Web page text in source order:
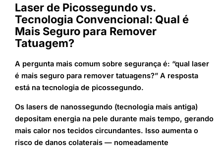
Laser de Picossegundo vs.
Tecnologia Convencional: Qual é
Mais Seguro para Remover
Tatuagem?
A pergunta mais comum sobre segurança é: “qual laser
é mais seguro para remover tatuagens?” A resposta
está na tecnologia de picossegundo.
Os lasers de nanossegundo (tecnologia mais antiga)
depositam energia na pele durante mais tempo, gerando
mais calor nos tecidos circundantes. Isso aumenta o
risco de danos colaterais — nomeadamente